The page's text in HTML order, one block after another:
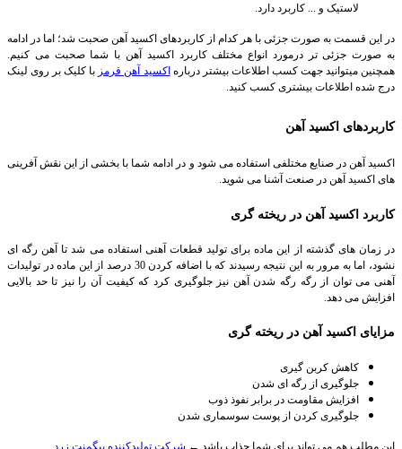
لاستیک و ... کاربرد دارد.
در این قسمت به صورت جزئی با هر کدام از کاربردهای اکسید آهن صحبت شد؛ اما در ادامه
به صورت جزئی تر درمورد انواع مختلف کاربرد اکسید آهن با شما صحبت می کنیم.
همچنین میتوانید جهت کسب اطلاعات بیشتر درباره اکسید آهن قرمز با کلیک بر روی لینک
درج شده اطلاعات بیشتری کسب کنید.
کاربردهای اکسید آهن
اکسید آهن در صنایع مختلفی استفاده می شود و در ادامه شما با بخشی از این نقش آفرینی
های اکسید آهن در صنعت آشنا می شوید.
کاربرد اکسید آهن در ریخته گری
در زمان های گذشته از این ماده برای تولید قطعات آهنی استفاده می شد تا آهن رگه ای
نشود، اما به مرور به این نتیجه رسیدند که با اضافه کردن 30 درصد از این ماده در تولیدات
آهنی می توان از رگه رگه شدن آهن نیز جلوگیری کرد که کیفیت آن را نیز تا حد بالایی
افزایش می دهد.
مزایای اکسید آهن در ریخته گری
کاهش کربن گیری
جلوگیری از رگه ای شدن
افزایش مقاومت در برابر نفوذ ذوب
جلوگیری کردن از پوست سوسماری شدن
این مطلب هم می تواند برای شما جذاب باشد ← شرکت تولیدکننده پیگمنت زرد